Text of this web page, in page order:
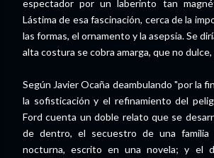
espectador por un laberinto tan
Lástima de esa fascinación, cerca de la
las formas, el ornamento y la asepsia. Se
alta costura se cobra amarga, que no dulce,
Según Javier Ocaña deambulando "por la
la sofisticación y el refinamiento del
Ford cuenta un doble relato que se
de dentro, el secuestro de una familia
nocturna, escrito en una novela; y el